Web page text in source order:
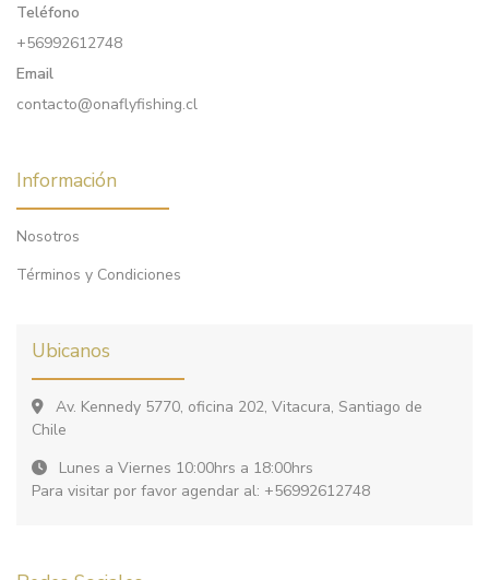
Teléfono
+56992612748
Email
contacto@onaflyfishing.cl
Información
Nosotros
Términos y Condiciones
Ubicanos
Av. Kennedy 5770, oficina 202, Vitacura, Santiago de
Chile
Lunes a Viernes 10:00hrs a 18:00hrs
Para visitar por favor agendar al: +56992612748